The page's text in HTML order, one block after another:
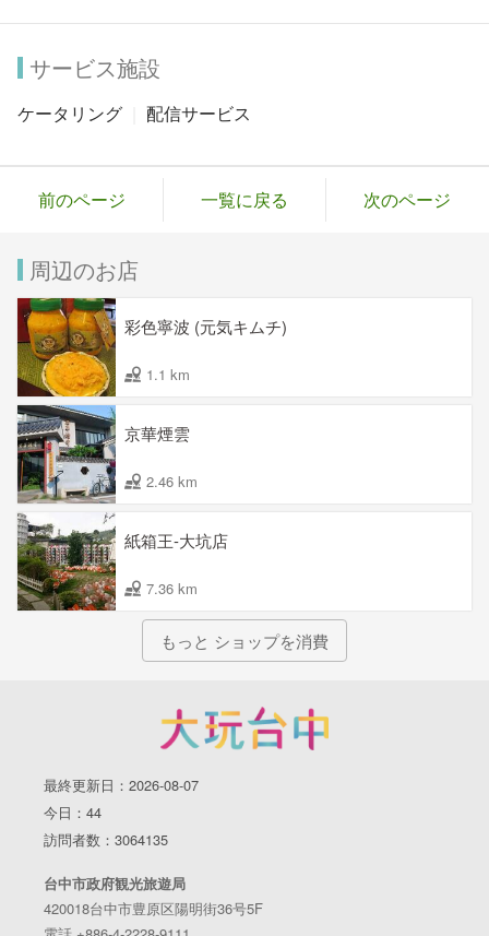
サービス施設
ケータリング 配信サービス
前のページ 一覧に戻る 次のページ
周辺のお店
彩色寧波 (元気キムチ)
1.1 km
京華煙雲
2.46 km
紙箱王-大坑店
7.36 km
もっと ショップを消費
最終更新日：2026-08-07
今日：44
訪問者数：3064135
台中市政府観光旅遊局
420018台中市豊原区陽明街36号5F